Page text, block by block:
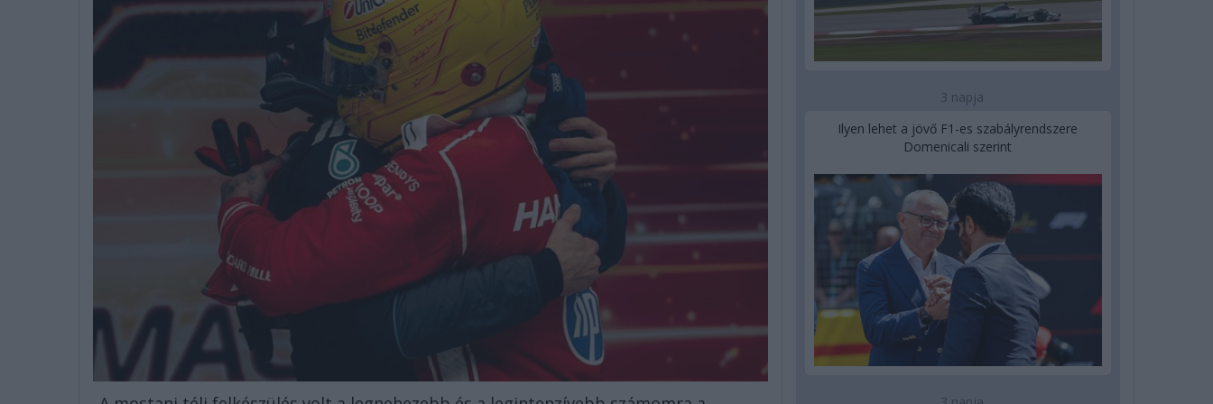
3 napja
Ilyen lehet a jövő F1-es szabályrendszere
Domenicali szerint